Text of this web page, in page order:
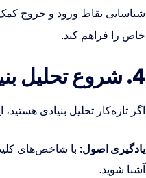
شناسایی نقاط ورود و خروج کمک
خاص را فراهم کند.
4. شروع تحلیل بنیادی:
اگر تازه‌کار تحلیل بنیادی
یادگیری اصول: با شاخص‌های
آشنا شوید.